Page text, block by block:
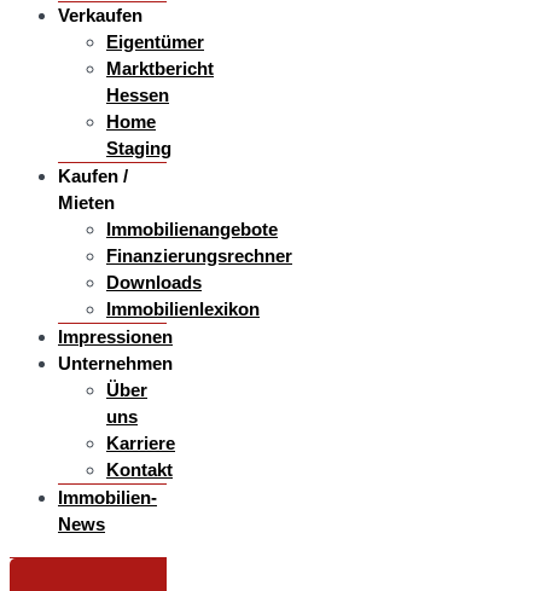
Verkaufen
Eigentümer
Marktbericht
Hessen
Home
Staging
Kaufen /
Mieten
Immobilienangebote
Finanzierungsrechner
Downloads
Immobilienlexikon
Impressionen
Unternehmen
Über
uns
Karriere
Kontakt
Immobilien-
News